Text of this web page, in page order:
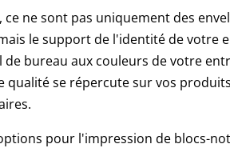
ne sont pas uniquement des
le support de l'identité de votre
bureau aux couleurs de votre
se répercute sur vos produits
pour l'impression de blocs-